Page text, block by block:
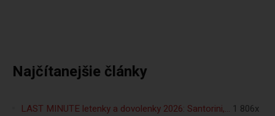
Najčítanejšie články
LAST MINUTE letenky a dovolenky 2026: Santorini,… 1 806x